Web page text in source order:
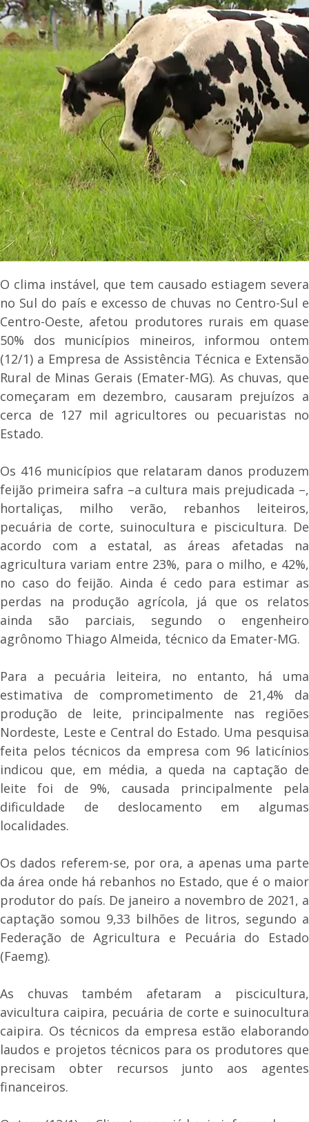
O clima instável, que tem causado estiagem severa
no Sul do país e excesso de chuvas no Centro-Sul e
Centro-Oeste, afetou produtores rurais em quase
50% dos municípios mineiros, informou ontem
(12/1) a Empresa de Assistência Técnica e Extensão
Rural de Minas Gerais (Emater-MG). As chuvas, que
começaram em dezembro, causaram prejuízos a
cerca de 127 mil agricultores ou pecuaristas no
Estado.
Os 416 municípios que relataram danos produzem
feijão primeira safra –a cultura mais prejudicada –,
hortaliças, milho verão, rebanhos leiteiros,
pecuária de corte, suinocultura e piscicultura. De
acordo com a estatal, as áreas afetadas na
agricultura variam entre 23%, para o milho, e 42%,
no caso do feijão. Ainda é cedo para estimar as
perdas na produção agrícola, já que os relatos
ainda são parciais, segundo o engenheiro
agrônomo Thiago Almeida, técnico da Emater-MG.
Para a pecuária leiteira, no entanto, há uma
estimativa de comprometimento de 21,4% da
produção de leite, principalmente nas regiões
Nordeste, Leste e Central do Estado. Uma pesquisa
feita pelos técnicos da empresa com 96 laticínios
indicou que, em média, a queda na captação de
leite foi de 9%, causada principalmente pela
dificuldade de deslocamento em algumas
localidades.
Os dados referem-se, por ora, a apenas uma parte
da área onde há rebanhos no Estado, que é o maior
produtor do país. De janeiro a novembro de 2021, a
captação somou 9,33 bilhões de litros, segundo a
Federação de Agricultura e Pecuária do Estado
(Faemg).
As chuvas também afetaram a piscicultura,
avicultura caipira, pecuária de corte e suinocultura
caipira. Os técnicos da empresa estão elaborando
laudos e projetos técnicos para os produtores que
precisam obter recursos junto aos agentes
financeiros.